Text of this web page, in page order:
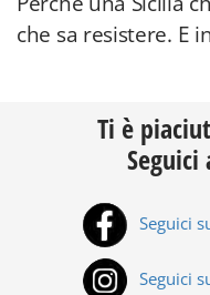
che sa resistere. E
Ti è
Seguici
Seguici
Seguici